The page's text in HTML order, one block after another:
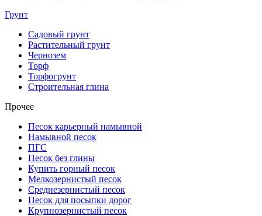
Грунт
Садовый грунт
Растительный грунт
Чернозем
Торф
Торфогрунт
Строительная глина
Прочее
Песок карьерный намывной
Намывной песок
ПГС
Песок без глины
Купить горный песок
Мелкозернистый песок
Среднезернистый песок
Песок для посыпки дорог
Крупнозернистый песок